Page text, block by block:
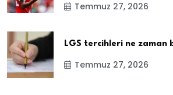
Temmuz 27, 2026
LGS tercihleri ne zaman
Temmuz 27, 2026